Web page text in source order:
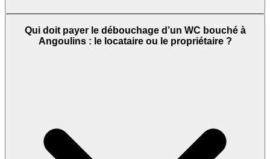
Qui doit payer le débouchage d’un WC bouché à
Angoulins : le locataire ou le propriétaire ?